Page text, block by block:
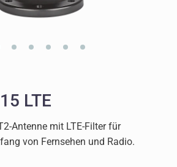
LTE
Antenne mit LTE-Filter für
von Fernsehen und Radio.